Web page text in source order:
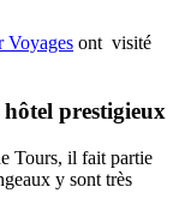
Voyages ont visité
prestigieux
Tours, il fait partie
y sont très